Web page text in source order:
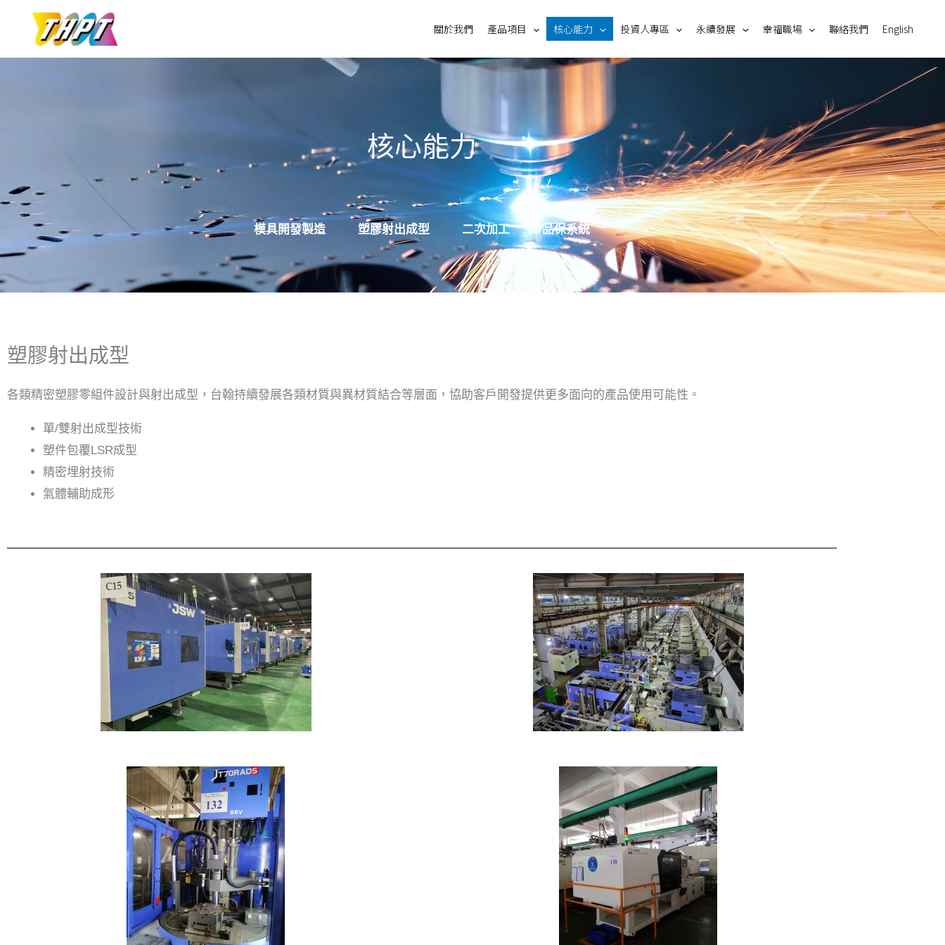
關於我們 產品項目 核心能力 投資人專區 永續發展 幸福職場 聯絡我們 English
核心能力
模具開發製造 塑膠射出成型 二次加工 品保系統
塑膠射出成型
各類精密塑膠零組件設計與射出成型，台翰持續發展各類材質與異材質結合等層面，協助客戶開發提供更多面向的產品使用可能性。
單/雙射出成型技術
塑件包覆LSR成型
精密埋射技術
氣體輔助成形